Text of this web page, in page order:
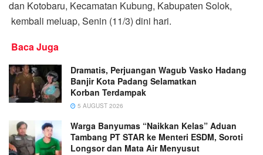
dan Kotobaru, Kecamatan Kubung, Kabupaten Solok,
kembali meluap, Senin (11/3) dini hari.
Baca Juga
Dramatis, Perjuangan Wagub Vasko Hadang
Banjir Kota Padang Selamatkan
Korban Terdampak
5 AUGUST 2026
Warga Banyumas “Naikkan Kelas” Aduan
Tambang PT STAR ke Menteri ESDM, Soroti
Longsor dan Mata Air Menyusut